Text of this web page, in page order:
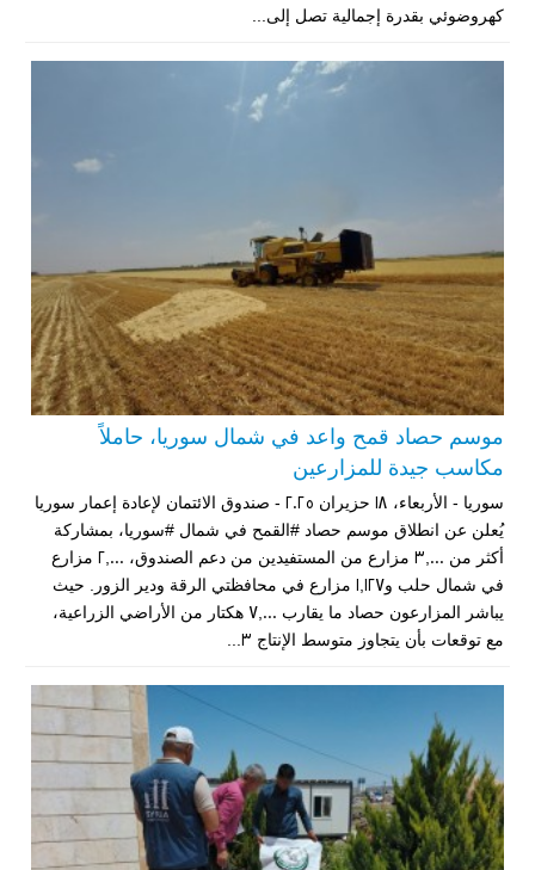
كهروضوئي بقدرة إجمالية تصل إلى...
موسم حصاد قمح واعد في شمال سوريا، حاملاً
مكاسب جيدة للمزارعين
سوريا - الأربعاء، 18 حزيران 2025 - صندوق الائتمان لإعادة إعمار سوريا
يُعلن عن انطلاق موسم حصاد #القمح في شمال #سوريا، بمشاركة
أكثر من 3,000 مزارع من المستفيدين من دعم الصندوق، 2,000 مزارع
في شمال حلب و1,127 مزارع في محافظتي الرقة ودير الزور. حيث
يباشر المزارعون حصاد ما يقارب 7,000 هكتار من الأراضي الزراعية،
مع توقعات بأن يتجاوز متوسط الإنتاج 3...